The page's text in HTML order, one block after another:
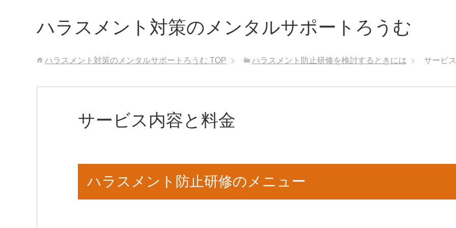
ハラスメント対策のメンタルサポートろうむ
ハラスメント対策のメンタルサポートろうむ TOP ハラスメント防止研修を検討するときには サービ
サービス内容と料金
ハラスメント防止研修のメニュー